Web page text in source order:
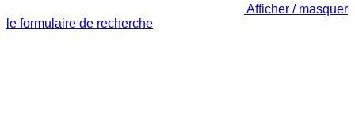
Afficher / masquer
le formulaire de recherche